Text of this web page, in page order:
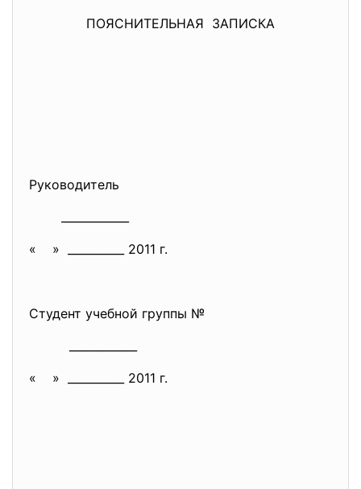
ПОЯСНИТЕЛЬНАЯ ЗАПИСКА
Руководитель
« » __________ 2011 г.
Студент учебной группы №
« » __________ 2011 г.